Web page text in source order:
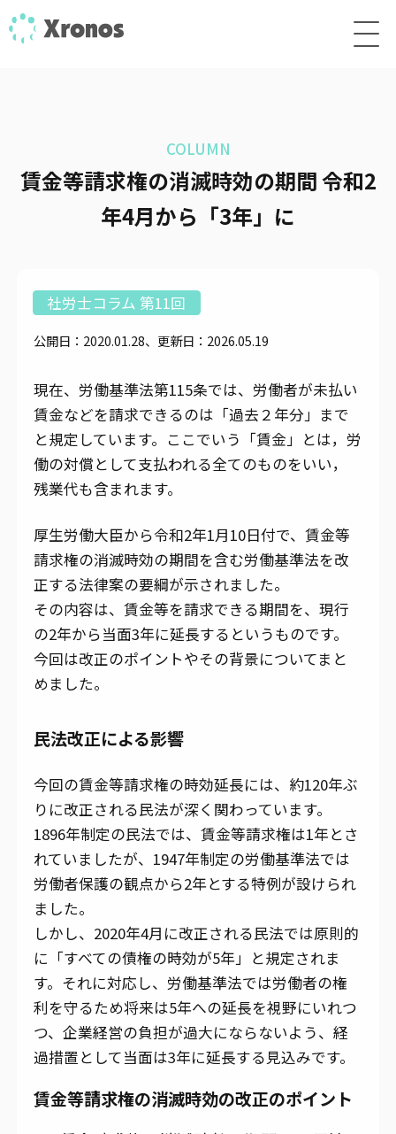
COLUMN
賃金等請求権の消滅時効の期間 令和2
年4月から「3年」に
社労士コラム 第11回
公開日：2020.01.28、更新日：2026.05.19
現在、労働基準法第115条では、労働者が未払い
賃金などを請求できるのは「過去２年分」まで
と規定しています。ここでいう「賃金」とは，労
働の対償として支払われる全てのものをいい，
残業代も含まれます。
厚生労働大臣から令和2年1月10日付で、賃金等
請求権の消滅時効の期間を含む労働基準法を改
正する法律案の要綱が示されました。
その内容は、賃金等を請求できる期間を、現行
の2年から当面3年に延長するというものです。
今回は改正のポイントやその背景についてまと
めました。
民法改正による影響
今回の賃金等請求権の時効延長には、約120年ぶ
りに改正される民法が深く関わっています。
1896年制定の民法では、賃金等請求権は1年とさ
れていましたが、1947年制定の労働基準法では
労働者保護の観点から2年とする特例が設けられ
ました。
しかし、2020年4月に改正される民法では原則的
に「すべての債権の時効が5年」と規定されま
す。それに対応し、労働基準法では労働者の権
利を守るため将来は5年への延長を視野にいれつ
つ、企業経営の負担が過大にならないよう、経
過措置として当面は3年に延長する見込みです。
賃金等請求権の消滅時効の改正のポイント